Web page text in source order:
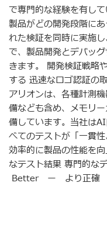
で専門的な経験を有し
製品がどの開発段階に
れた検証を同時に実施
で、製品開発とデバッ
きます。 開発検証戦略
する 迅速なロゴ認証
アリオンは、各種計測
備なども含め、メモリ
備しています。当社は
べてのテストが「一貫
効率的に製品の性能を
なテスト結果 専門的な
Better ー より正